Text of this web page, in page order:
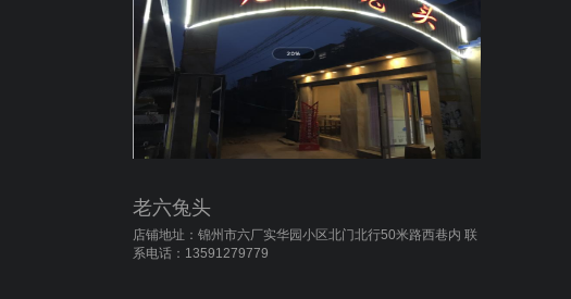
老六兔头
店铺地址：锦州市六厂实华园小区北门北行50米路西巷内 联
系电话：13591279779